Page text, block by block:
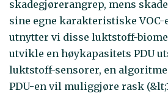
skadegjørerangrep, mens
sine egne karakteristiske VOC-
utnytter vi disse luktstoff-
utvikle en høykapasitets PDU
luktstoff-sensorer, en algoritme
PDU-en vil muliggjøre rask